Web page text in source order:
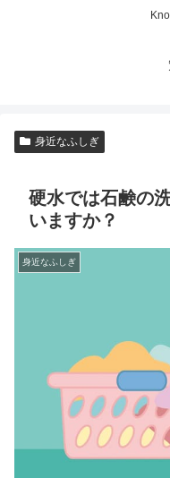
身近なふしぎ
硬水では石鹸の
いますか？
身近なふしぎ